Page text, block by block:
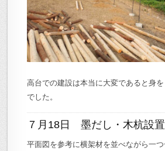
高台での建設は本当に大変であると身
でした。
７月18日 墨だし・木杭設置
平面図を参考に横架材を並べながら一